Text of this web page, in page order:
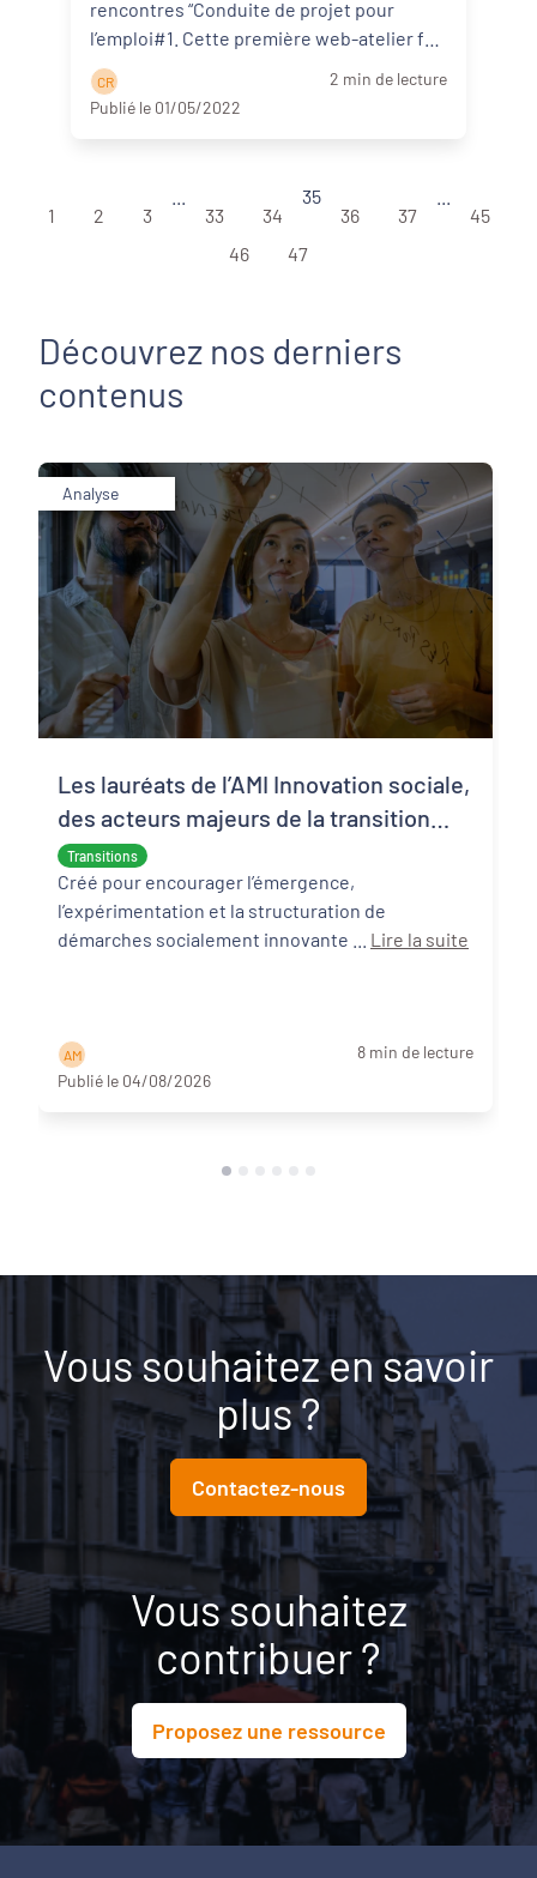
rencontres “Conduite de projet pour
l’emploi#1. Cette première web-atelier fait
écho à la première web-conférence du 1er
av ...
C R
2 min de lecture
Publié le 01/05/2022
1 2 3
33
34
35
36
37
45
46
47
Découvrez nos derniers
contenus
Analyse
Transitions
Les lauréats de l’AMI Innovation sociale,
des acteurs majeurs de la transition
écologique et sociale
Créé pour encourager l’émergence,
l’expérimentation et la structuration de
Lire la suite
A M
8 min de lecture
Publié le 04/08/2026
Vous souhaitez en savoir
plus ?
Contactez-nous
Vous souhaitez
contribuer ?
Proposez une ressource